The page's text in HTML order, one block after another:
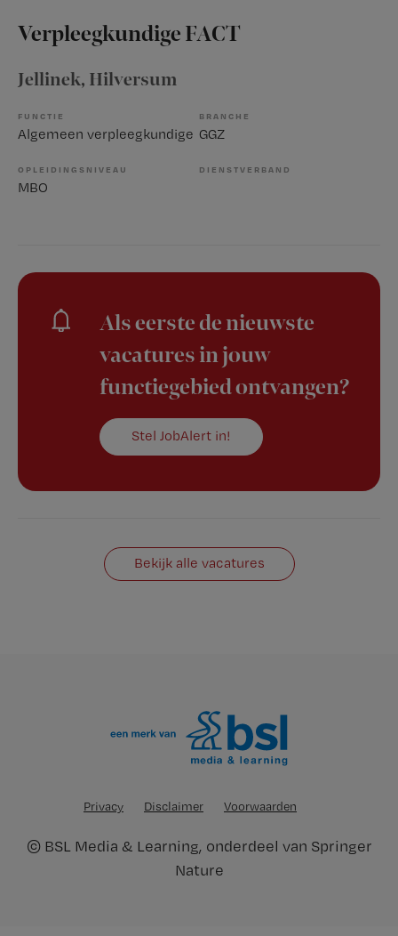
Verpleegkundige FACT
Jellinek, Hilversum
FUNCTIE
Algemeen verpleegkundige
BRANCHE
GGZ
OPLEIDINGSNIVEAU
MBO
DIENSTVERBAND
Als eerste de nieuwste
vacatures in jouw
functiegebied ontvangen?
Stel JobAlert in!
Bekijk alle vacatures
Privacy Disclaimer Voorwaarden
© BSL Media & Learning, onderdeel van Springer
Nature